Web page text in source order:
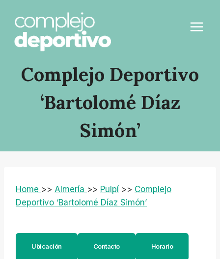
contenido
Complejo Deportivo
‘Bartolomé Díaz
Simón’
Home >> Almería >> Pulpí >> Complejo
Deportivo ‘Bartolomé Díaz Simón’
Ubicación Contacto Horario